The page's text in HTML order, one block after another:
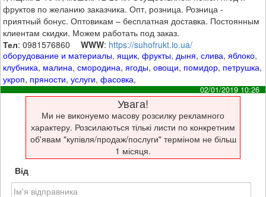
фруктов по желанию заказчика. Опт, розница. Розница -
приятный бонус. Оптовикам – бесплатная доставка. Постоянным
клиентам скидки. Можем работать под заказ.
Тел: 0981576860 WWW: https://suhofrukt.io.ua/
оборудование и материалы,ящик,фрукты, дыня,слива,яблоко,
клубника, малина,смородина,ягоды,овощи, помидор, петрушка,
укроп, пряности,услуги,фасовка,
02/01/2019 10:26
Увага!
Ми не виконуемо масову розсилку рекламного
характеру. Розсилаються тількі листи по конкретним
об'явам "купівля/продаж/послуги" терміном не більш
1 місяця.
Від